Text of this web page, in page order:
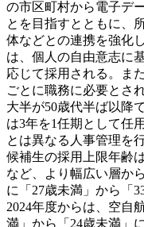
の市区町村から電子デ
とを目指すとともに、
体などとの連携を強化
は、個人の自由意志に
応じて採用される。ま
ごとに職務に必要とさ
大半が50歳代半ば以降
は3年を1任期として任
とは異なる人事管理を
候補生の採用上限年齢
など、より幅広い層か
に「27歳未満」から「
2024年度からは、空自
満」から「24歳未満」